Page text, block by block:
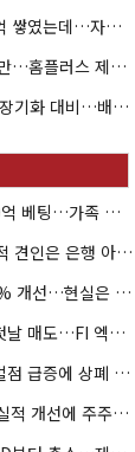
엘앤케이바이오, 해외채권 769억 쌓였는데…자회사 4곳 자본잠식
하나증권, 충당금 541억 쌓았지만…홈플러스 제재는 추가 비용 불씨
한앤컴퍼니, 마이크로웍스 매각 장기화 대비…배당 회수판 깔았다
아워홈 떠난 구미현, 본느에 340억 베팅…가족 지배체제 구축
JB금융 RORWA 2% 돌파…실적 견인은 은행 아닌 캐피탈
(AI 보험혁신)①생산성 최대 80% 개선…현실은 '실행 격차'
(락업의 두얼굴)②공모가 뛰자 첫날 매도…FI 엑시트 전략 갈렸다
유증·CB 줄줄이 무산…코스닥 벌점 급증에 상폐 압박
현대그린푸드, 수익성 본궤도…실적 개선에 주주환원까지